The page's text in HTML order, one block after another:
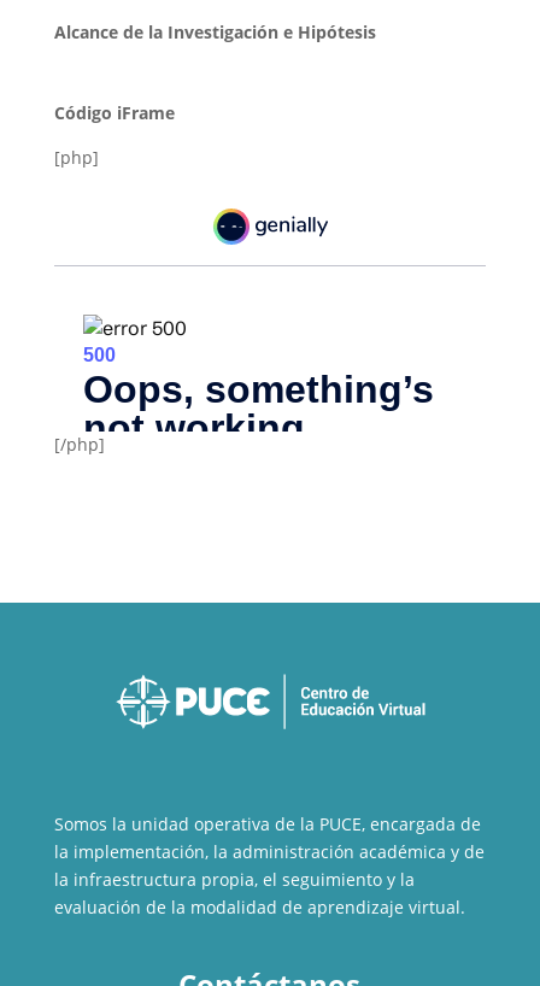
Alcance de la Investigación e Hipótesis
Código iFrame
[php]
[/php]
Somos la unidad operativa de la PUCE, encargada de
la implementación, la administración académica y de
la infraestructura propia, el seguimiento y la
evaluación de la modalidad de aprendizaje virtual.